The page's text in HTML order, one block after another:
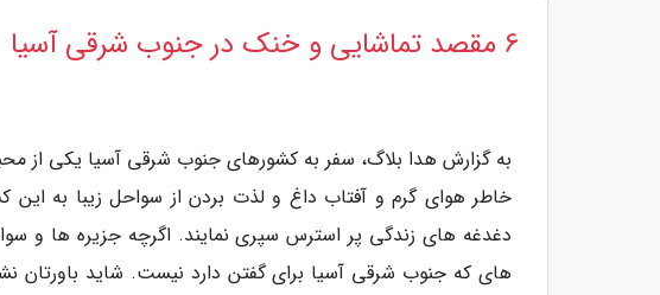
6 مقصد تماشایی و خنک در جنوب شرقی آسیا
به گزارش هدا بلاگ، سفر به کشورهای جنوب شرقی آسیا یکی از
خاطر هوای گرم و آفتاب داغ و لذت بردن از سواحل زیبا به این
دغدغه های زندگی پر استرس سپری نمایند. اگرچه جزیره ها و
های که جنوب شرقی آسیا برای گفتن دارد نیست. شاید